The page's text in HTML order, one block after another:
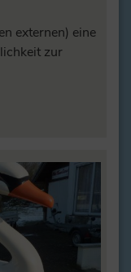
externen) eine
zur